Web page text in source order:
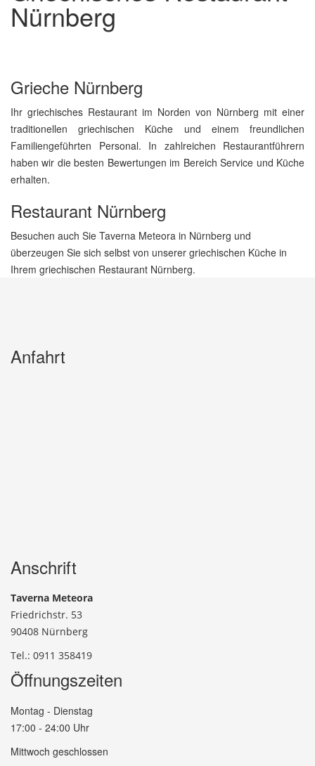
Nürnberg
Grieche Nürnberg
Ihr griechisches Restaurant im Norden von Nürnberg mit einer
traditionellen griechischen Küche und einem freundlichen
Familiengeführten Personal. In zahlreichen Restaurantführern
haben wir die besten Bewertungen im Bereich Service und Küche
erhalten.
Restaurant Nürnberg
Besuchen auch Sie Taverna Meteora in Nürnberg und
überzeugen Sie sich selbst von unserer griechischen Küche in
Ihrem griechischen Restaurant Nürnberg.
Anfahrt
Anschrift
Taverna Meteora
Friedrichstr. 53
90408 Nürnberg
Tel.: 0911 358419
Öffnungszeiten
Montag - Dienstag
17:00 - 24:00 Uhr
Mittwoch geschlossen